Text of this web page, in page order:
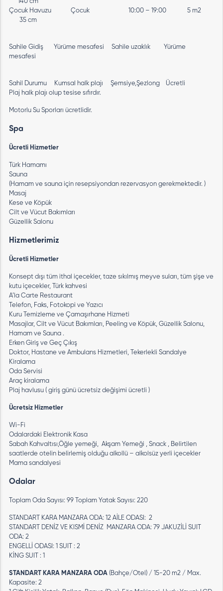
Çocuk Havuzu Çocuk 10:00 – 19:00 5 m2
35 cm
Sahile Gidiş Yürüme mesafesi Sahile uzaklık Yürüme
mesafesi
Sahil Durumu Kumsal halk plajı Şemsiye,Şezlong Ücretli
Plaj halk plajı olup tesise sıfırdır.
Motorlu Su Sporları ücretlidir.
Spa
Ücretli Hizmetler
Türk Hamamı
Sauna
(Hamam ve sauna için resepsiyondan rezervasyon gerekmektedir. )
Masaj
Kese ve Köpük
Cilt ve Vücut Bakımları
Güzellik Salonu
Hizmetlerimiz
Ücretli Hizmetler
Konsept dışı tüm ithal içecekler, taze sıkılmış meyve suları, tüm şişe ve
kutu içecekler, Türk kahvesi
A’la Carte Restaurant
Telefon, Faks, Fotokopi ve Yazıcı
Kuru Temizleme ve Çamaşırhane Hizmeti
Masajlar, Cilt ve Vücut Bakımları, Peeling ve Köpük, Güzellik Salonu,
Hamam ve Sauna .
Erken Giriş ve Geç Çıkış
Doktor, Hastane ve Ambulans Hizmetleri, Tekerlekli Sandalye
Kiralama
Oda Servisi
Araç kiralama
Plaj havlusu ( giriş günü ücretsiz değişimi ücretli )
Ücretsiz Hizmetler
Wi-Fi
Odalardaki Elektronik Kasa
Sabah Kahvaltısı,Öğle yemeği, Akşam Yemeği , Snack , Belirtilen
saatlerde otelin belirlemiş olduğu alkollü – alkolsüz yerli içecekler
Mama sandalyesi
Odalar
Toplam Oda Sayısı: 99 Toplam Yatak Sayısı: 220
STANDART KARA MANZARA ODA: 12 AİLE ODASI: 2
STANDART DENİZ VE KISMİ DENİZ MANZARA ODA: 79 JAKUZİLİ SUIT
ODA: 2
ENGELLİ ODASI: 1 SUIT : 2
KİNG SUIT : 1
STANDART KARA MANZARA ODA (Bahçe/Otel) / 15-20 m2 / Max.
Kapasite: 2